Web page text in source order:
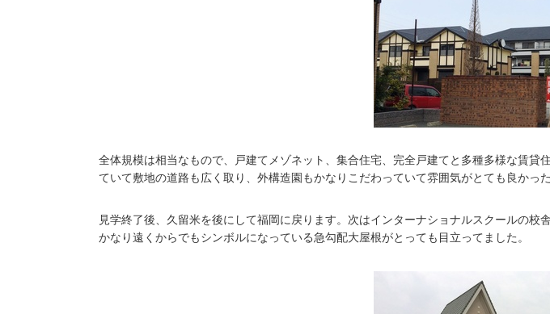
全体規模は相当なもので、戸建てメゾネット、集合住宅、完全戸建てと多種多様な賃
ていて敷地の道路も広く取り、外構造園もかなりこだわっていて雰囲気がとても良かっ
見学終了後、久留米を後にして福岡に戻ります。次はインターナショナルスクールの
かなり遠くからでもシンボルになっている急勾配大屋根がとっても目立ってました。